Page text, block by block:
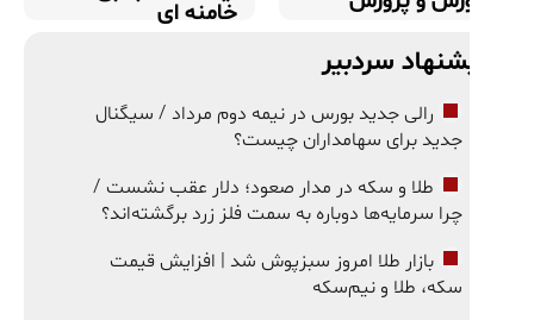
خامنه ای
سردبیر
رالی جدید بورس در نیمه دوم مرداد / سیگنال
جدید برای سهامداران چیست؟
طلا و سکه در مدار صعود؛ دلار عقب نشست /
چرا سرمایه‌ها دوباره به سمت فلز زرد برگشته‌اند؟
بازار طلا امروز سبزپوش شد | افزایش قیمت
سکه، طلا و نیم‌سکه